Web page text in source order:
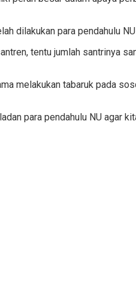
dilakukan para pendahulu NU
tentu jumlah santrinya
melakukan tabaruk pada
para pendahulu NU agar